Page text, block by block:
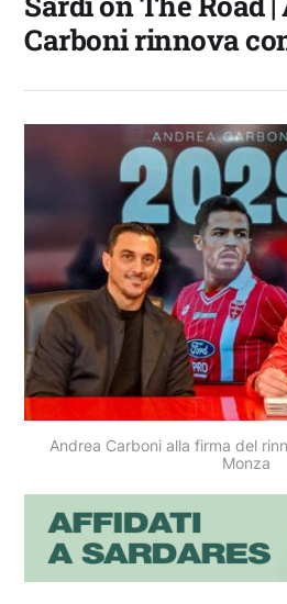
Carboni rinnova
Andrea Carboni alla firma del
Monza